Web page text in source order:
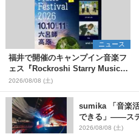
ニュース
福井で開催のキャンプイン音楽フ
ェス『Rockroshi Starry Music
Festival 2026』第3弾出演者とし
てSCOOBIE DO、かりゆし58、
Reiを発表
2026/08/08 (土)
sumika 「音楽
できる」――ス
た、ツアーファ
2026/08/08 (土)